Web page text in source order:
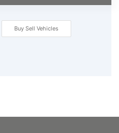
Buy Sell Vehicles